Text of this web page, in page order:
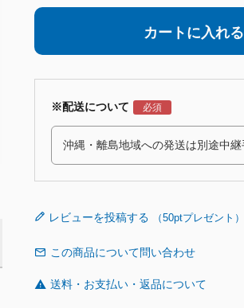
カートに入れる
※配送について
レビューを投稿する
この商品について問い合わせ
送料・お支払い・返品について